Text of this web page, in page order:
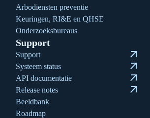
Arbodiensten preventie
Keuringen, RI&E en QHSE
Onderzoeksbureaus
Support
Support arrow_outward
Systeem status arrow_outward
API documentatie arrow_outward
Release notes arrow_outward
Beeldbank
Roadmap